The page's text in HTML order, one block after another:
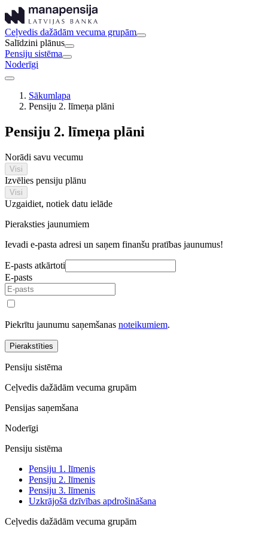
Ceļvedis dažādām vecuma grupām
Salīdzini plānus
Pensiju sistēma
Noderīgi
Sākumlapa
Pensiju 2. līmeņa plāni
Pensiju 2. līmeņa plāni
Norādi savu vecumu
Visi
Izvēlies pensiju plānu
Visi
Uzgaidiet, notiek datu ielāde
Pieraksties jaunumiem
Ievadi e-pasta adresi un saņem finanšu pratības jaunumus!
E-pasts atkārtoti
E-pasts
Piekrītu jaunumu saņemšanas noteikumiem.
Pierakstīties
Pensiju sistēma
Ceļvedis dažādām vecuma grupām
Pensijas saņemšana
Noderīgi
Pensiju sistēma
Pensiju 1. līmenis
Pensiju 2. līmenis
Pensiju 3. līmenis
Uzkrājošā dzīvības apdrošināšana
Ceļvedis dažādām vecuma grupām